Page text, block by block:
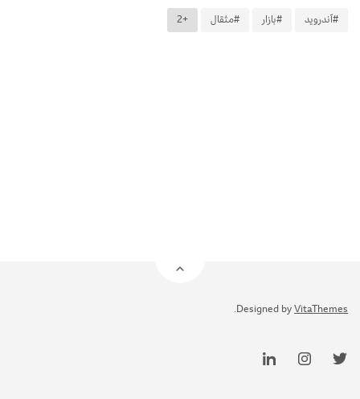
#آندروید #بازار #مثقال +2
Designed byVitaThemes
.